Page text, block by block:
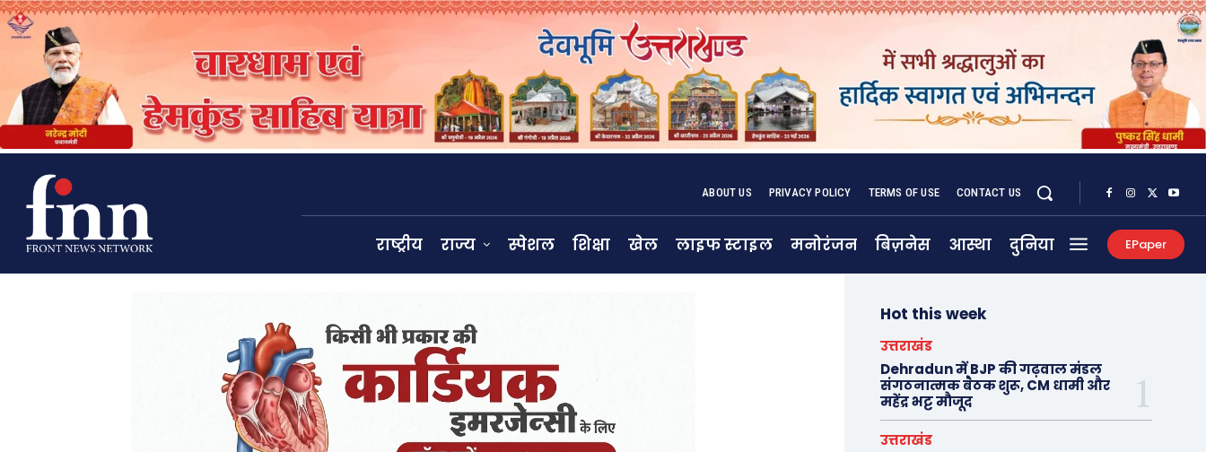
ABOUT US PRIVACY POLICY TERMS OF USE CONTACT US
राष्ट्रीय राज्य स्पेशल शिक्षा खेल लाइफ स्टाइल मनोरंजन बिज़नेस आस्था दुनिया EPaper
Hot this week
उत्तराखंड
Dehradun में BJP की गढ़वाल मंडल
संगठनात्मक बैठक शुरू, CM धामी और
महेंद्र भट्ट मौजूद
उत्तराखंड